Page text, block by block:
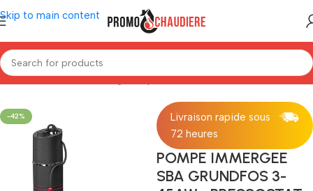
Skip to main content
Home/Water behandeling/Pompen
-42%
Livraison rapide sous
72 heures
POMPE IMMERGEE
SBA GRUNDFOS 3-